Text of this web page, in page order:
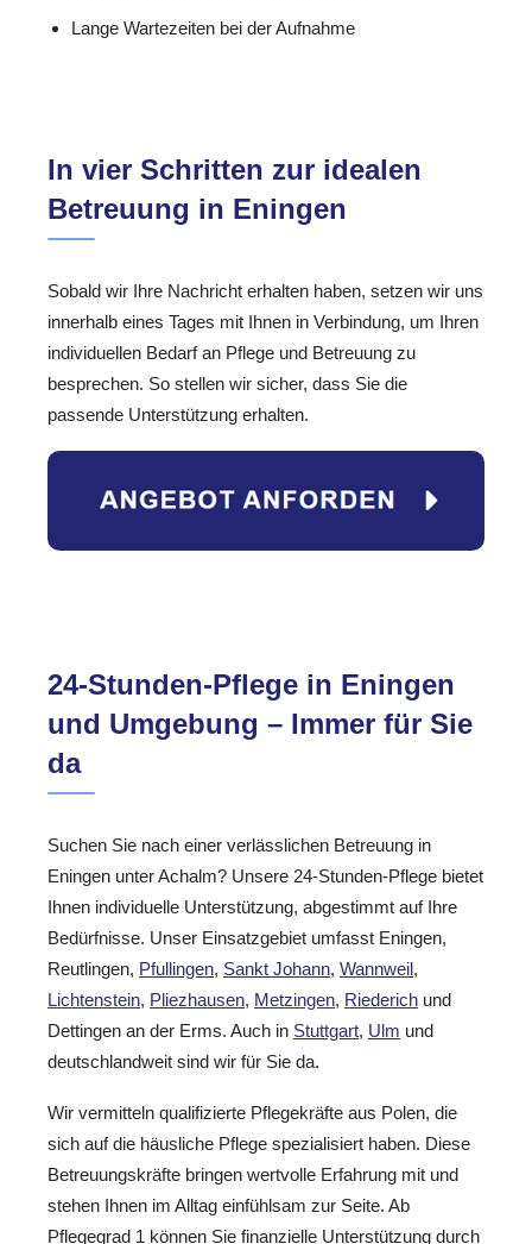
Lange Wartezeiten bei der Aufnahme
In vier Schritten zur idealen
Betreuung in Eningen
Sobald wir Ihre Nachricht erhalten haben, setzen wir uns
innerhalb eines Tages mit Ihnen in Verbindung, um Ihren
individuellen Bedarf an Pflege und Betreuung zu
besprechen. So stellen wir sicher, dass Sie die
passende Unterstützung erhalten.
24-Stunden-Pflege in Eningen
und Umgebung – Immer für Sie
da
Suchen Sie nach einer verlässlichen Betreuung in
Eningen unter Achalm? Unsere 24-Stunden-Pflege bietet
Ihnen individuelle Unterstützung, abgestimmt auf Ihre
Bedürfnisse. Unser Einsatzgebiet umfasst Eningen,
Reutlingen, Pfullingen, Sankt Johann, Wannweil,
Lichtenstein, Pliezhausen, Metzingen, Riederich und
Dettingen an der Erms. Auch in Stuttgart, Ulm und
deutschlandweit sind wir für Sie da.
Wir vermitteln qualifizierte Pflegekräfte aus Polen, die
sich auf die häusliche Pflege spezialisiert haben. Diese
Betreuungskräfte bringen wertvolle Erfahrung mit und
stehen Ihnen im Alltag einfühlsam zur Seite. Ab
Pflegegrad 1 können Sie finanzielle Unterstützung durch